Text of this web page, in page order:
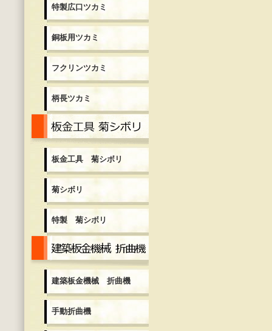
特製広口ツカミ
銅板用ツカミ
フクリンツカミ
柄長ツカミ
板金工具 菊シボリ
菊シボリ
特製 菊シボリ
建築板金機械 折曲機
手動折曲機